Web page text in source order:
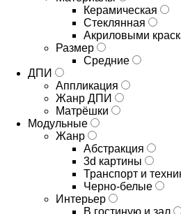
Керамическая
Стеклянная
Акриловыми
Размер
Средние
ДПИ
Аппликация
Жанр ДПИ
Матрёшки
Модульные
Жанр
Абстракция
3d картины
Транспорт и
Черно-белые
Интерьер
В гостиную и зал